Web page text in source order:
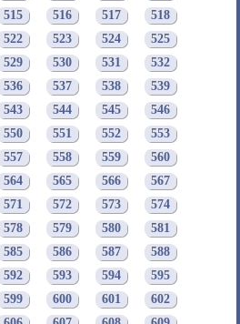
515 516 517
518
522 523 524
525
529 530 531
532
536 537 538
539
543 544 545
546
550 551 552
553
557 558 559
560
564 565 566
567
571 572 573
574
578 579 580
581
585 586 587
588
592 593 594
595
599 600 601
602